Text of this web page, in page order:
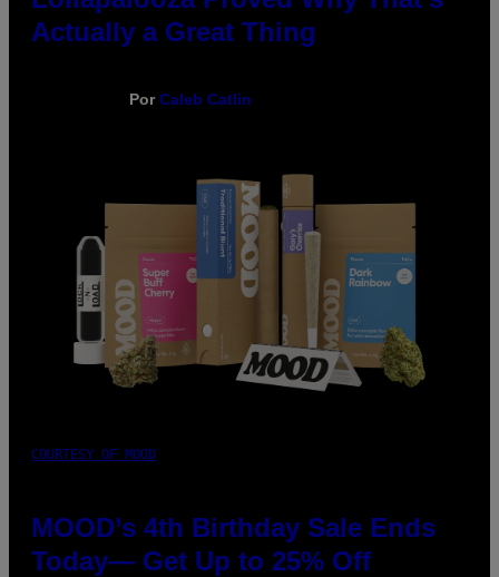
Actually a Great Thing
PorCaleb Catlin
COURTESY OF MOOD
MOOD’s 4th Birthday Sale Ends
Today— Get Up to 25% Off